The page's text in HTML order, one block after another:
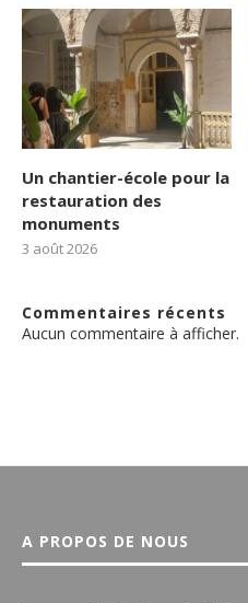
Un chantier-école pour la
restauration des
monuments
3 août 2026
Commentaires récents
Aucun commentaire à afficher.
A PROPOS DE NOUS